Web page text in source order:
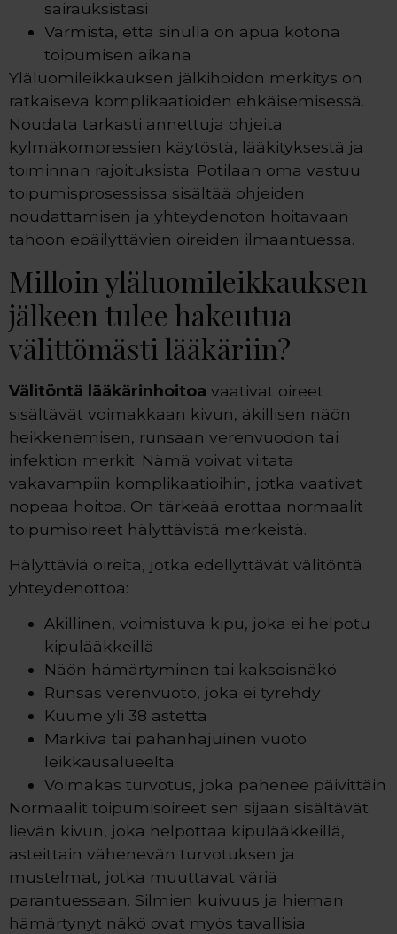
sairauksistasi
Varmista, että sinulla on apua kotona
toipumisen aikana
Yläluomileikkauksen jälkihoidon merkitys on
ratkaiseva komplikaatioiden ehkäisemisessä.
Noudata tarkasti annettuja ohjeita
kylmäkompressien käytöstä, lääkityksestä ja
toiminnan rajoituksista. Potilaan oma vastuu
toipumisprosessissa sisältää ohjeiden
noudattamisen ja yhteydenoton hoitavaan
tahoon epäilyttävien oireiden ilmaantuessa.
Milloin yläluomileikkauksen
jälkeen tulee hakeutua
välittömästi lääkäriin?
Välitöntä lääkärinhoitoa vaativat oireet
sisältävät voimakkaan kivun, äkillisen näön
heikkenemisen, runsaan verenvuodon tai
infektion merkit. Nämä voivat viitata
vakavampiin komplikaatioihin, jotka vaativat
nopeaa hoitoa. On tärkeää erottaa normaalit
toipumisoireet hälyttävistä merkeistä.
Hälyttäviä oireita, jotka edellyttävät välitöntä
yhteydenottoa:
Äkillinen, voimistuva kipu, joka ei helpotu
kipulääkkeillä
Näön hämärtyminen tai kaksoisnäkö
Runsas verenvuoto, joka ei tyrehdy
Kuume yli 38 astetta
Märkivä tai pahanhajuinen vuoto
leikkausalueelta
Voimakas turvotus, joka pahenee päivittäin
Normaalit toipumisoireet sen sijaan sisältävät
lievän kivun, joka helpottaa kipulääkkeillä,
asteittain vähenevän turvotuksen ja
mustelmat, jotka muuttavat väriä
parantuessaan. Silmien kuivuus ja hieman
hämärtynyt näkö ovat myös tavallisia